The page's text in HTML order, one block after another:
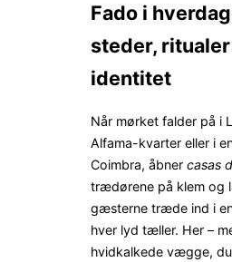
Fado i
steder,
identitet
Når mørket falder på i
Alfama-kvarter eller i
Coimbra, åbner casas
trædørene på klem og
gæsterne træde ind i
hver lyd tæller. Her –
hvidkalkede vægge,